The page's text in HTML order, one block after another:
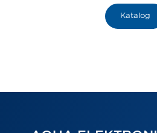
Katalog